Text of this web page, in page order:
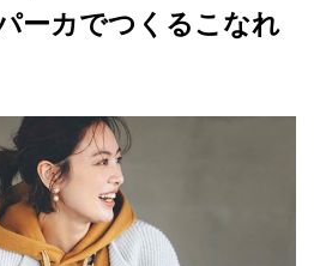
ーカでつくるこなれ